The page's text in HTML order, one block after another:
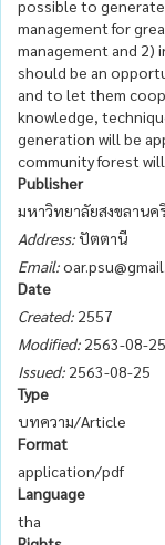
possible to
management for
management and
should be an
and to let them
knowledge,
generation will be
community forest
Publisher
มหาวิทยาลัยสงขลาน
Address:ปัตตานี
Email:
Date
Created: 2557
Modified: 2563-08-25
Issued: 2563-08-25
Type
บทความ/Article
Format
application/pdf
Language
tha